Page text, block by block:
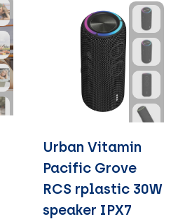
Urban Vitamin
Pacific Grove
RCS rplastic 30W
speaker IPX7